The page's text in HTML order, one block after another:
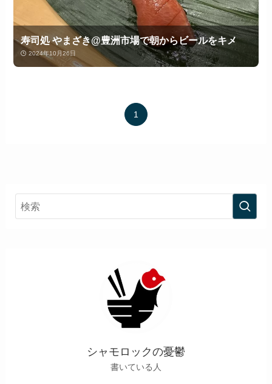
寿司処 やまざき@豊洲市場で朝からビールをキメ
2024年10月26日
1
シャモロックの憂鬱
書いている人